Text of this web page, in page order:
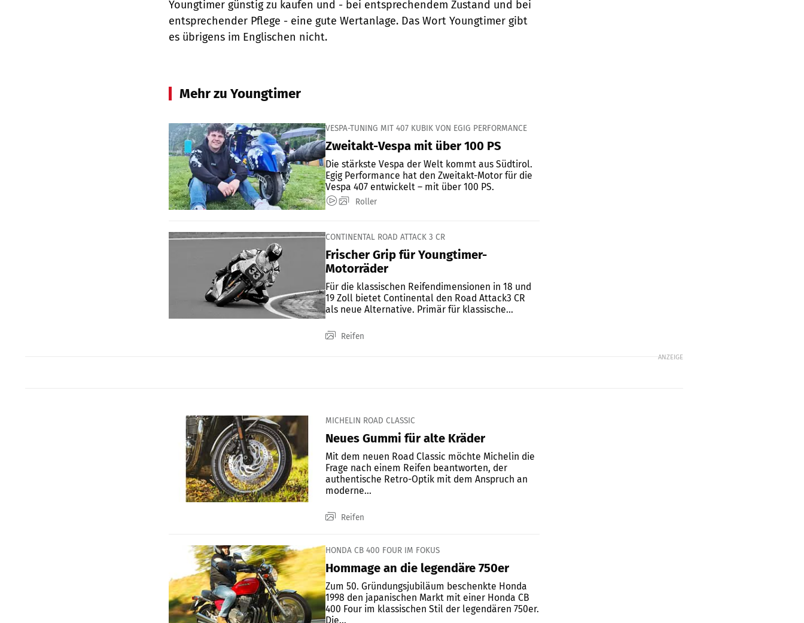
Youngtimer günstig zu kaufen und - bei entsprechendem Zustand und bei
entsprechender Pflege - eine gute Wertanlage. Das Wort Youngtimer gibt
es übrigens im Englischen nicht.
Mehr zu Youngtimer
VESPA-TUNING MIT 407 KUBIK VON EGIG PERFORMANCE
Zweitakt-Vespa mit über 100 PS
Die stärkste Vespa der Welt kommt aus Südtirol.
Egig Performance hat den Zweitakt-Motor für die
Vespa 407 entwickelt – mit über 100 PS.
Roller
CONTINENTAL ROAD ATTACK 3 CR
Frischer Grip für Youngtimer-
Motorräder
Für die klassischen Reifendimensionen in 18 und
19 Zoll bietet Continental den Road Attack3 CR
als neue Alternative. Primär für klassische...
Reifen
ANZEIGE
MICHELIN ROAD CLASSIC
Neues Gummi für alte Kräder
Mit dem neuen Road Classic möchte Michelin die
Frage nach einem Reifen beantworten, der
authentische Retro-Optik mit dem Anspruch an
moderne...
Reifen
HONDA CB 400 FOUR IM FOKUS
Hommage an die legendäre 750er
Zum 50. Gründungsjubiläum beschenkte Honda
1998 den japanischen Markt mit einer Honda CB
400 Four im klassischen Stil der legendären 750er.
Die...